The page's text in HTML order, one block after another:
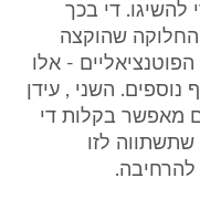
להשיגו. די בכך
החלוקה שהוקצה
הפוטנציאליים - אלו
השני , עידן
מאפשר בקלות די
לזו